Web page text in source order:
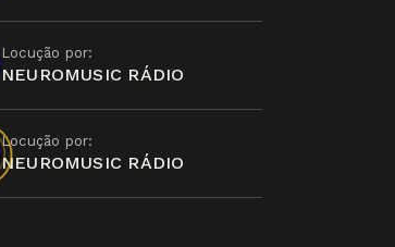
Locução por:
NEUROMUSIC RÁDIO
Locução por:
NEUROMUSIC RÁDIO